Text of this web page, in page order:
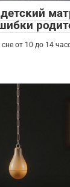
от 10 до 14